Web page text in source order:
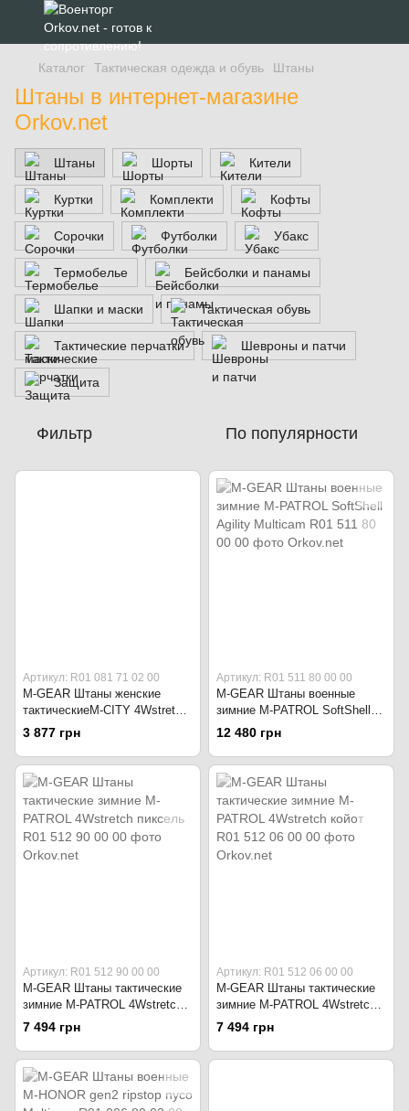
Каталог Тактическая одежда и обувь Штаны
Штаны в интернет-магазине
Orkov.net
Штаны Шорты Кители
Куртки Комплекти Кофты
Сорочки Футболки Убакс
Термобелье Бейсболки и панамы
Шапки и маски Тактическая обувь
Тактические перчатки Шевроны и патчи
Защита
Фильтр По популярности
Артикул: R01 081 71 02 00
M-GEAR Штаны женские
тактическиеM-CITY 4Wstretch
серо-зелёные
3 877 грн
Артикул: R01 511 80 00 00
M-GEAR Штаны военные
зимние M-PATROL SoftShell
Agility Multicam
12 480 грн
Артикул: R01 512 90 00 00
M-GEAR Штаны тактические
зимние M-PATROL 4Wstretch
пиксель
7 494 грн
Артикул: R01 512 06 00 00
M-GEAR Штаны тактические
зимние M-PATROL 4Wstretch
койот
7 494 грн